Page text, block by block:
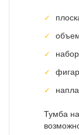
Тумба